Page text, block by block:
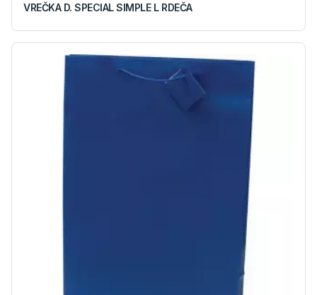
VREČKA D. SPECIAL SIMPLE L RDEČA